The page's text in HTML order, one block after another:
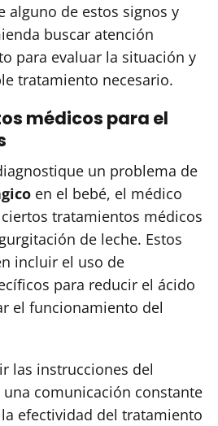
alguno de estos signos y
buscar atención
para evaluar la situación y
tratamiento necesario.
médicos para el
un problema de
en el bebé, el médico
tratamientos médicos
de leche. Estos
incluir el uso de
para reducir el ácido
el funcionamiento del
las instrucciones del
comunicación constante
efectividad del tratamiento